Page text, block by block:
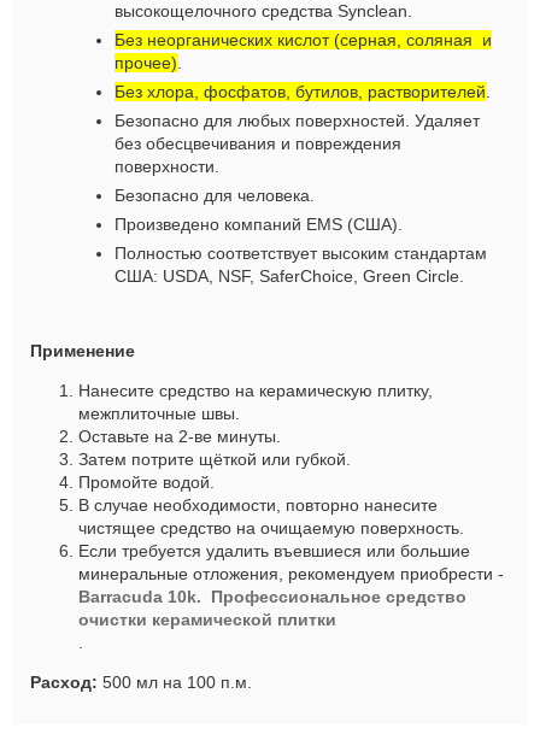
высокощелочного средства Synclean
Без неорганических кислот (серная, соляная и
прочее)
Без хлора, фосфатов, бутилов, растворителей
Безопасно для любых поверхностей. Удаляет
без обесцвечивания и повреждения
поверхности.
Безопасно для человека.
Произведено компаний EMS (США).
Полностью соответствует высоким стандартам
США: USDA, NSF, SaferChoice, Green Circle.
Применение
Нанесите средство на керамическую плитку,
межплиточные швы.
Оставьте на 2-ве минуты.
Затем потрите щёткой или губкой.
Промойте водой.
В случае необходимости, повторно нанесите
чистящее средство на очищаемую поверхность.
Если требуется удалить въевшиеся или большие
минеральные отложения, рекомендуем приобрести -
Barracuda 10k. Профессиональное средство
очистки керамической плитки
Расход: 500 мл на 100 п.м.